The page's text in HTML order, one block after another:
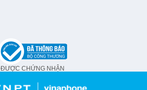
ĐƯỢC CHỨNG NHẬN